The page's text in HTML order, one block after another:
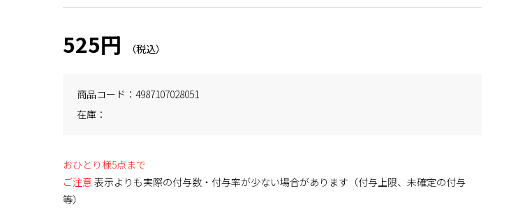
525円
商品コード
4987107028051
在庫
おひとり様5点まで
ご注意 表示よりも実際の付与数・付与率が少ない場合があります（付与上限、未確定の付与
等）